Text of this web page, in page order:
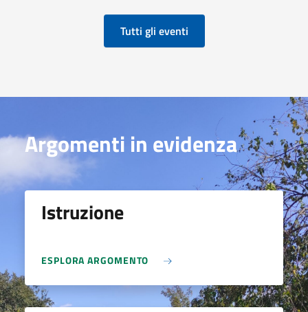
Tutti gli eventi
Argomenti in evidenza
Istruzione
ESPLORA ARGOMENTO